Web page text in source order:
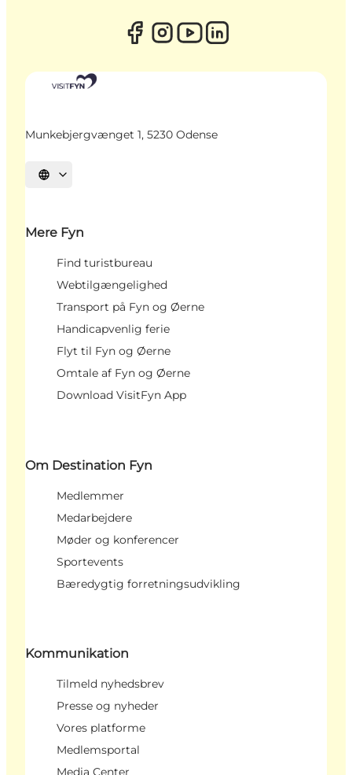
Munkebjergvænget 1, 5230 Odense
Vælg sprog
Mere Fyn
Find turistbureau
Webtilgængelighed
Transport på Fyn og Øerne
Handicapvenlig ferie
Flyt til Fyn og Øerne
Omtale af Fyn og Øerne
Download VisitFyn App
Om Destination Fyn
Medlemmer
Medarbejdere
Møder og konferencer
Sportevents
Bæredygtig forretningsudvikling
Kommunikation
Tilmeld nyhedsbrev
Presse og nyheder
Vores platforme
Medlemsportal
Media Center